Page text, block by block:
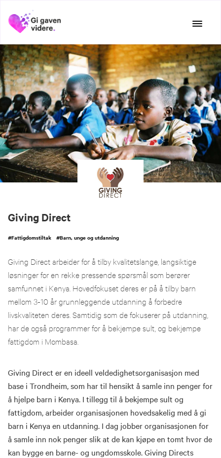
#Fattigdomstiltak #Barn, unge og utdanning
Giving Direct
Giving Direct arbeider for å tilby kvalitetslange, langsiktige
løsninger for en rekke pressende spørsmål som berører
samfunnet i Kenya. Hovedfokuset deres er på å tilby barn
mellom 3-10 år grunnleggende utdanning å forbedre
livskvaliteten deres. Samtidig som de fokuserer på utdanning,
har de også programmer for å bekjempe sult, og bekjempe
fattigdom i Mombasa.
Giving Direct er en ideell veldedighetsorganisasjon med
base i Trondheim, som har til hensikt å samle inn penger for
å hjelpe barn i Kenya. I tillegg til å bekjempe sult og
fattigdom, arbeider organisasjonen hovedsakelig med å gi
barn i Kenya en utdanning. I dag jobber organisasjonen for
å samle inn nok penger slik at de kan kjøpe en tomt hvor de
kan bygge en barne- og ungdomsskole. Giving Directs